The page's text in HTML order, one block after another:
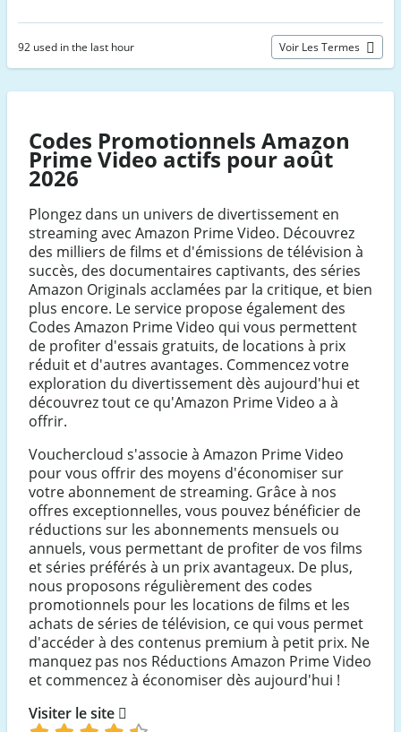
92 used in the last hour Voir Les Termes
Codes Promotionnels Amazon
Prime Video actifs pour août
2026
Plongez dans un univers de divertissement en
streaming avec Amazon Prime Video. Découvrez
des milliers de films et d'émissions de télévision à
succès, des documentaires captivants, des séries
Amazon Originals acclamées par la critique, et bien
plus encore. Le service propose également des
Codes Amazon Prime Video qui vous permettent
de profiter d'essais gratuits, de locations à prix
réduit et d'autres avantages. Commencez votre
exploration du divertissement dès aujourd'hui et
découvrez tout ce qu'Amazon Prime Video a à
offrir.
Vouchercloud s'associe à Amazon Prime Video
pour vous offrir des moyens d'économiser sur
votre abonnement de streaming. Grâce à nos
offres exceptionnelles, vous pouvez bénéficier de
réductions sur les abonnements mensuels ou
annuels, vous permettant de profiter de vos films
et séries préférés à un prix avantageux. De plus,
nous proposons régulièrement des codes
promotionnels pour les locations de films et les
achats de séries de télévision, ce qui vous permet
d'accéder à des contenus premium à petit prix. Ne
manquez pas nos Réductions Amazon Prime Video
et commencez à économiser dès aujourd'hui !
Visiter le site